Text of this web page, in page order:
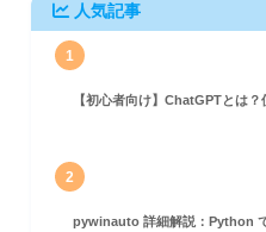
人気記事
1
【初心者向け】ChatGPTとは
2
pywinauto 詳細解説：Python